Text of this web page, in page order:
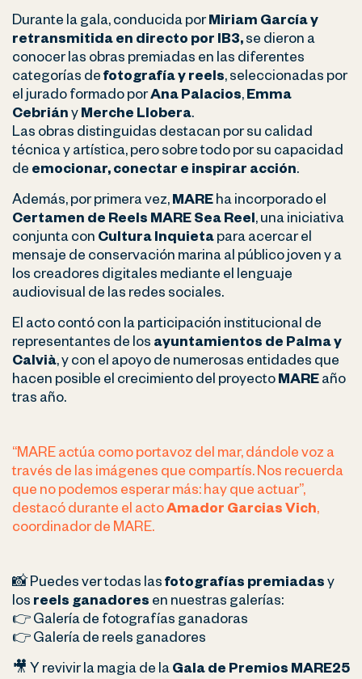
Durante la gala, conducida porMiriam García y
retransmitida en directo por IB3, se dieron a
conocer las obras premiadas en las diferentes
categorías de fotografía y reels, seleccionadas por
el jurado formado porAna Palacios, Emma
Cebrián y Merche Llobera.
Las obras distinguidas destacan por su calidad
técnica y artística, pero sobre todo por su capacidad
de emocionar, conectar e inspirar acción.
Además, por primera vez, MARE ha incorporado el
Certamen de Reels MARE Sea Reel, una iniciativa
conjunta con Cultura Inquieta para acercar el
mensaje de conservación marina al público joven y a
los creadores digitales mediante el lenguaje
audiovisual de las redes sociales.
El acto contó con la participación institucional de
representantes de los ayuntamientos de Palma y
Calvià, y con el apoyo de numerosas entidades que
hacen posible el crecimiento del proyecto MARE año
tras año.
“MARE actúa como portavoz del mar, dándole voz a
través de las imágenes que compartís. Nos recuerda
que no podemos esperar más: hay que actuar”,
destacó durante el actoAmador Garcias Vich,
coordinador de MARE.
📸 Puedes ver todas las fotografías premiadas y
los reels ganadores en nuestras galerías:
👉 Galería de fotografías ganadoras
👉 Galería de reels ganadores
🎥 Y revivir la magia de la Gala de Premios MARE25